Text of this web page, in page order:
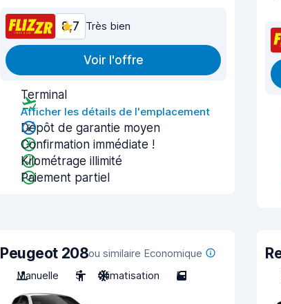
8,7 Très bien
Voir l'offre
Terminal
Afficher les détails de l'emplacement
Dépôt de garantie moyen
Confirmation immédiate !
Kilométrage illimité
Paiement partiel
Peugeot 208ou similaire Economique
Manuelle
5 Climatisation 5